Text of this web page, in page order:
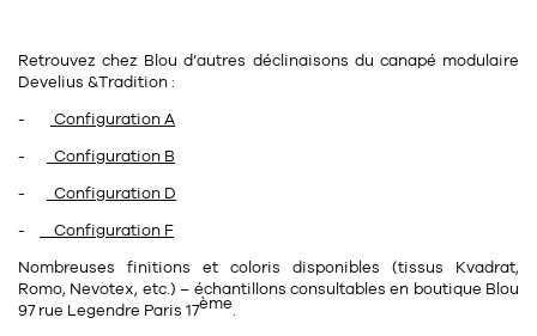
accessoire116
Retrouvez chez Blou d’autres déclinaisons du canapé modulaire
Develius &Tradition :
-
Configuration A
-
Configuration B
-
Configuration D
-
Configuration F
Nombreuses finitions et coloris disponibles (tissus Kvadrat,
Romo, Nevotex, etc.) – échantillons consultables en boutique Blou
97 rue Legendre Paris 17ème.